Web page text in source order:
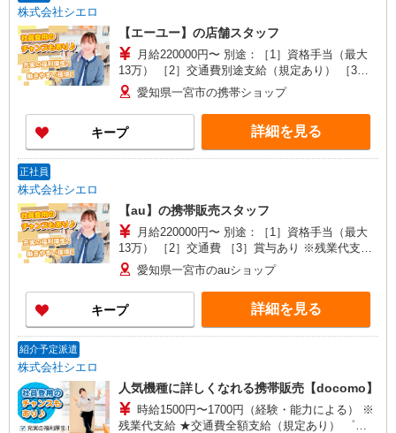
株式会社シエロ
【エーユー】の店舗スタッフ
月給220000円〜 別途：［1］資格手当（最大
13万） ［2］交通費別途支給（規定あり） ［3］
賞与あり ゜+゜・。○。・゜+゜・。○。・゜+゜
入社祝い金10万円支給(規定有) お友達を紹介頂く
と, インセンティブ支給(規定有) ゜・。○。・゜
+゜・。○。・゜+゜
愛知県一宮市の携帯ショップ
キープ 詳細を見る
正社員
株式会社シエロ
【au】の携帯販売スタッフ
月給220000円〜 別途：［1］資格手当（最大
13万） ［2］交通費 ［3］賞与あり ※残業代支給
゜+゜・。○。・゜+゜・。○。・゜+゜ 入社祝い金
10万円支給(規定有) お友達を紹介頂くと, インセン
ティブ支給(規定有) ゜・。○。・゜+゜・。
○。・゜+゜
愛知県一宮市のauショップ
キープ 詳細を見る
紹介予定派遣
株式会社シエロ
人気機種に詳しくなれる携帯販売【docomo】
時給1500円〜1700円（経験・能力による） ※
残業代支給 ★交通費全額支給（規定あり） ゜